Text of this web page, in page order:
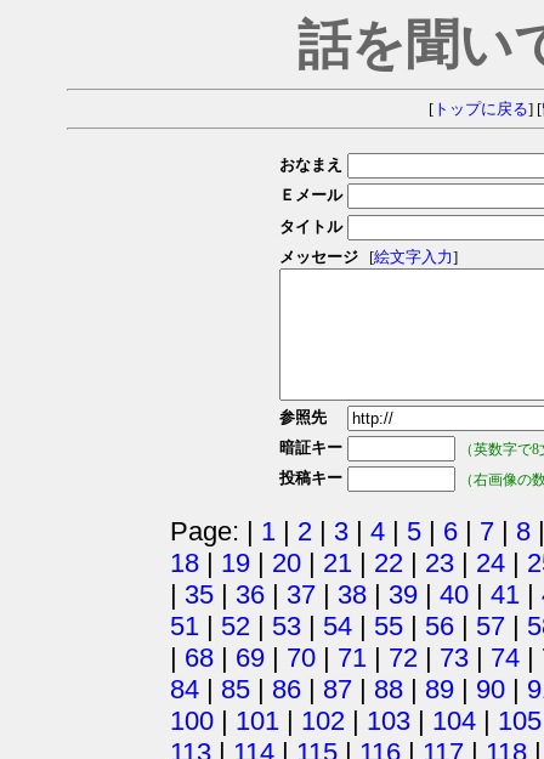
話を聞い
[トップに戻る] [
おなまえ
Ｅメール
タイトル
メッセージ
[絵文字入力]
参照先
暗証キー
（英数字で
投稿キー （右画像の
Page: | 1 | 2 | 3 | 4 | 5 | 6 | 7 | 8
18 | 19 | 20 | 21 | 22 | 23 | 24 |
| 35 | 36 | 37 | 38 | 39 | 40 | 41 |
51 | 52 | 53 | 54 | 55 | 56 | 57 |
| 68 | 69 | 70 | 71 | 72 | 73 | 74 |
84 | 85 | 86 | 87 | 88 | 89 | 90 |
100 | 101 | 102 | 103 | 104 | 105
113 | 114 | 115 | 116 | 117 | 118